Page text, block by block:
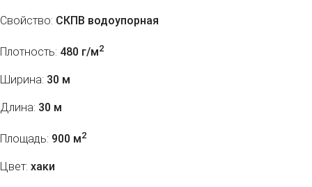
Свойство: СКПВ водоупорная
Плотность: 480 г/м2
Ширина: 30 м
Длина: 30 м
Площадь: 900 м2
Цвет: хаки